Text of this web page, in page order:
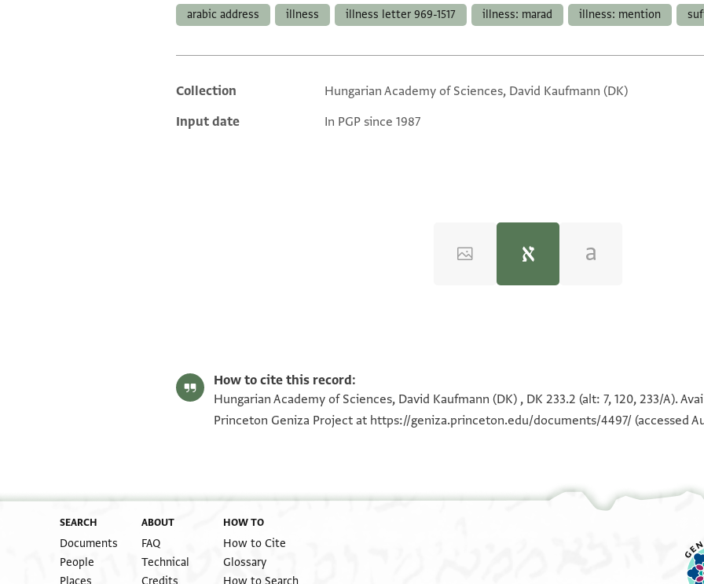
arabic address illness illness letter 969-1517 illness: marad illness: mention
Additional metadata
Collection
Hungarian Academy of Sciences, David Kaufmann (DK)
Input date
In PGP since 1987
י > תה
بن علي
عز وجل
How to cite this record:
Hungarian Academy of Sciences, David Kaufmann (DK) , DK 233.2 (alt: 7, 120, 233/A).
Princeton Geniza Project at https://geniza.princeton.edu/documents/4497/ (accessed
SEARCH
Documents
People
ABOUT
FAQ
Technical
HOW TO
How to Cite
Glossary